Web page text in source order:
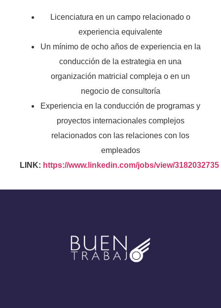
Licenciatura en un campo relacionado o
experiencia equivalente
Un mínimo de ocho años de experiencia en la
conducción de la estrategia en una
organización matricial compleja o en un
negocio de consultoría
Experiencia en la conducción de programas y
proyectos internacionales complejos
relacionados con las relaciones con los
empleados
LINK: https://www.linkedin.com/jobs/view/3182032735